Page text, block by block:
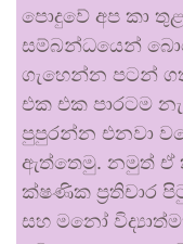
පොදුවේ අප කා
සම්බන්ධයෙන්
ගැහෙන්න පටන්
එක එක පාරටම
පුපුරන්න එනවා
ඇත්තෙමු. නමුත් ඒ
ක්ෂණික ප්‍රතිචාර
සහ මනෝ